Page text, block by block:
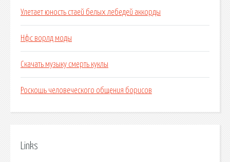
Улетает юность стаей белых лебедей аккорды
Нфс ворлд моды
Скачать музыку смерть куклы
Роскошь человеческого общения борисов
Links